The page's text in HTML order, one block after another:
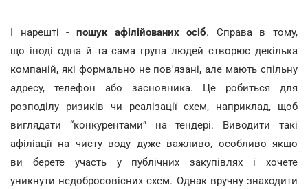
І нарешті - пошук афілійованих осіб. Справа в тому,
що іноді одна й та сама група людей створює декілька
компаній, які формально не пов'язані, але мають спільну
адресу, телефон або засновника. Це робиться для
розподілу ризиків чи реалізації схем, наприклад, щоб
виглядати “конкурентами” на тендері. Виводити такі
афіліації на чисту воду дуже важливо, особливо якщо
ви берете участь у публічних закупівлях і хочете
уникнути недобросовісних схем. Однак вручну знаходити